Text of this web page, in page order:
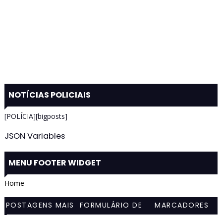
NOTÍCIAS POLICIAIS
[POLÍCIA][bigposts]
JSON Variables
MENU FOOTER WIDGET
Home
POSTAGENS MAIS
FORMULÁRIO DE
MARCADORES